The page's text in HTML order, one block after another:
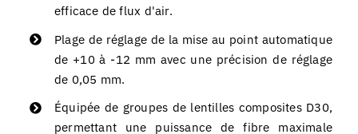
efficace de flux d'air.
Plage de réglage de la mise au point automatique
de +10 à -12 mm avec une précision de réglage
de 0,05 mm.
Équipée de groupes de lentilles composites D30,
permettant une puissance de fibre maximale